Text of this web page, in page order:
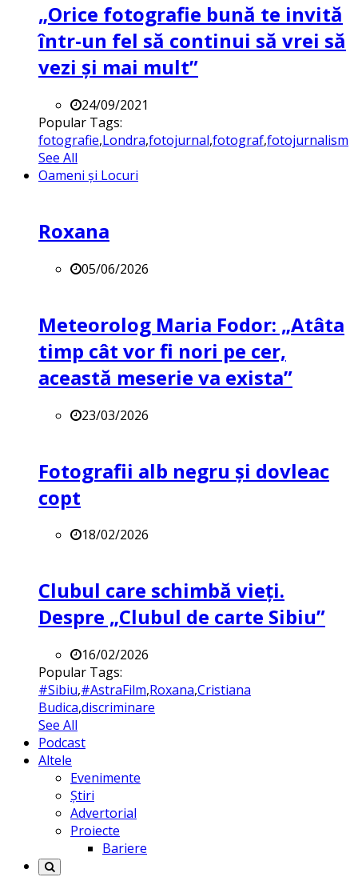
„Orice fotografie bună te invită
într-un fel să continui să vrei să
vezi și mai mult”
24/09/2021
Popular Tags:
fotografie,Londra,fotojurnal,fotograf,fotojurnalism
See All
Oameni și Locuri
Roxana
05/06/2026
Meteorolog Maria Fodor: „Atâta
timp cât vor fi nori pe cer,
această meserie va exista”
23/03/2026
Fotografii alb negru și dovleac
copt
18/02/2026
Clubul care schimbă vieți.
Despre „Clubul de carte Sibiu”
16/02/2026
Popular Tags:
#Sibiu,#AstraFilm,Roxana,Cristiana
Budica,discriminare
See All
Podcast
Altele
Evenimente
Știri
Advertorial
Proiecte
Bariere